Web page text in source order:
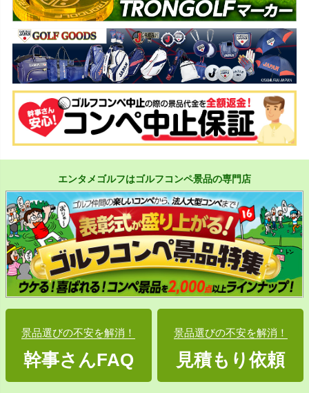
エンタメゴルフはゴルフコンペ景品の専門店
景品選びの不安を解消！
幹事さんFAQ
景品選びの不安を解消！
見積もり依頼